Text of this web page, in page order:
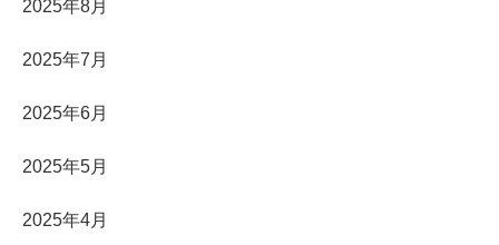
2025年8月
2025年7月
2025年6月
2025年5月
2025年4月